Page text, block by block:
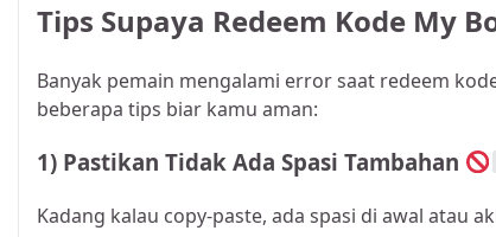
Tips Supaya Redeem Kode My
Banyak pemain mengalami error saat redeem
beberapa tips biar kamu aman:
1) Pastikan Tidak Ada Spasi Tambahan
Kadang kalau copy-paste, ada spasi di awal atau